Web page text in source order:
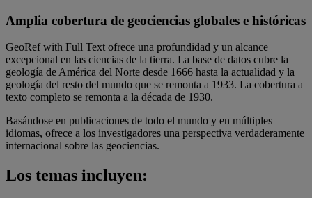
Amplia cobertura de geociencias globales e históricas
GeoRef with Full Text ofrece una profundidad y un alcance
excepcional en las ciencias de la tierra. La base de datos cubre la
geología de América del Norte desde 1666 hasta la actualidad y la
geología del resto del mundo que se remonta a 1933. La cobertura a
texto completo se remonta a la década de 1930.
Basándose en publicaciones de todo el mundo y en múltiples
idiomas, ofrece a los investigadores una perspectiva verdaderamente
internacional sobre las geociencias.
Los temas incluyen: